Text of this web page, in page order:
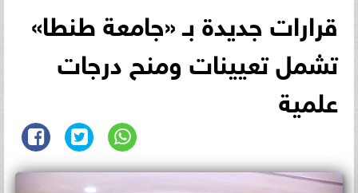
قرارات جديدة بـ «جامعة طنطا»
تشمل تعيينات ومنح درجات
علمية